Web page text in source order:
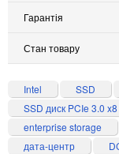
Гарантія
Стан товару
Intel SSD
SSD диск PCIe 3.0
enterprise storage
дата-центр